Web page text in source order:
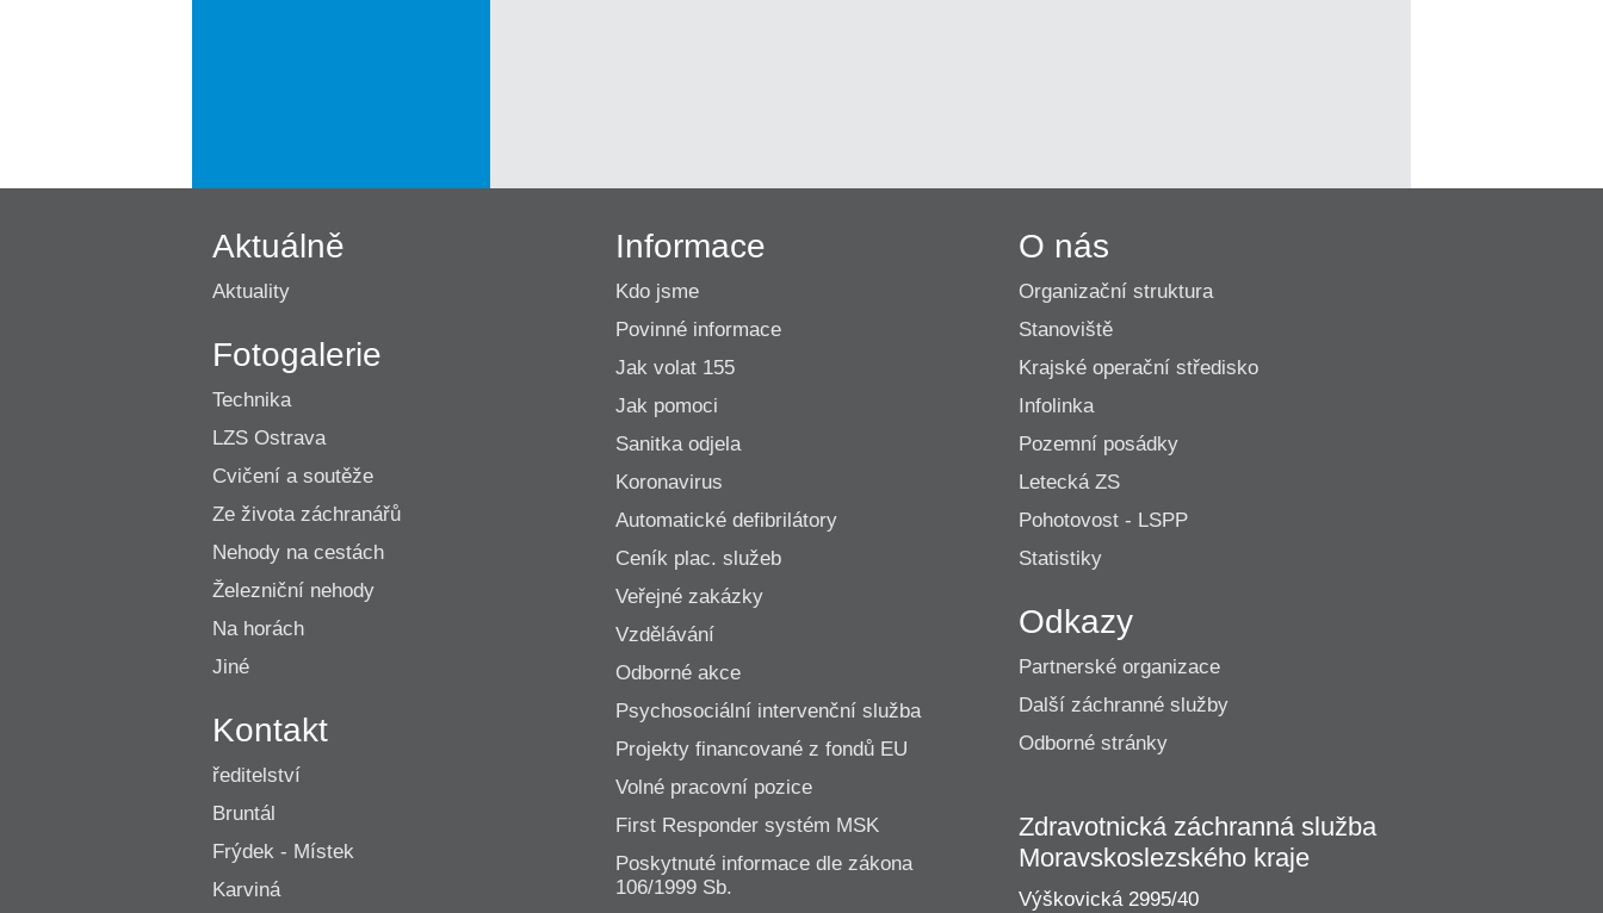
Aktuálně
Aktuality
Fotogalerie
Technika
LZS Ostrava
Cvičení a soutěže
Ze života záchranářů
Nehody na cestách
Železniční nehody
Na horách
Jiné
Kontakt
ředitelství
Bruntál
Frýdek - Místek
Karviná
Informace
Kdo jsme
Povinné informace
Jak volat 155
Jak pomoci
Sanitka odjela
Koronavirus
Automatické defibrilátory
Ceník plac. služeb
Veřejné zakázky
Vzdělávání
Odborné akce
Psychosociální intervenční služba
Projekty financované z fondů EU
Volné pracovní pozice
First Responder systém MSK
Poskytnuté informace dle zákona
106/1999 Sb.
O nás
Organizační struktura
Stanoviště
Krajské operační středisko
Infolinka
Pozemní posádky
Letecká ZS
Pohotovost - LSPP
Statistiky
Odkazy
Partnerské organizace
Další záchranné služby
Odborné stránky
Zdravotnická záchranná služba
Moravskoslezského kraje
Výškovická 2995/40